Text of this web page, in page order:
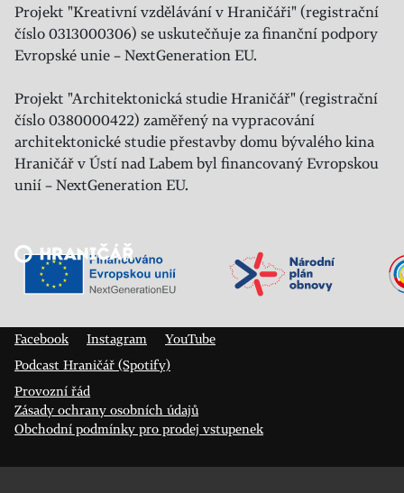
Projekt "Kreativní vzdělávání v Hraničáři" (registrační
číslo 0313000306) se uskutečňuje za finanční podpory
Evropské unie – NextGeneration EU.
Projekt "Architektonická studie Hraničář" (registrační
číslo 0380000422) zaměřený na vypracování
architektonické studie přestavby domu bývalého kina
Hraničář v Ústí nad Labem byl financovaný Evropskou
unií – NextGeneration EU.
Veřejný sál Hraničář, spolek
Facebook
Instagram
YouTube
Podcast Hraničář (Spotify)
Provozní řád
Zásady ochrany osobních údajů
Obchodní podmínky pro prodej vstupenek